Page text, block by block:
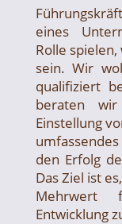
eines
Rolle
sein. Wir
qualifiziert
beraten
Einstellung
den Erfolg
Das Ziel ist
Mehrwert
Entwicklung